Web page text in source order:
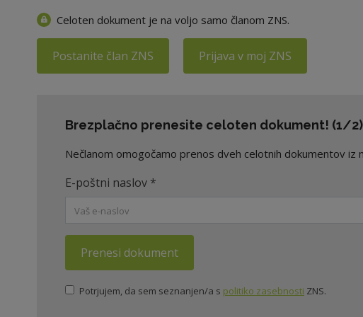
Celoten dokument je na voljo samo članom ZNS.
Postanite član ZNS Prijava v moj ZNS
Brezplačno prenesite celoten dokument! (1/2)
Nečlanom omogočamo prenos dveh celotnih dokumentov iz
E-poštni naslov *
Prenesi dokument
Potrjujem, da sem seznanjen/a s politiko zasebnosti ZNS.